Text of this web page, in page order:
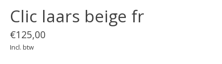
Clic laars beige fr
€125,00
Incl. btw